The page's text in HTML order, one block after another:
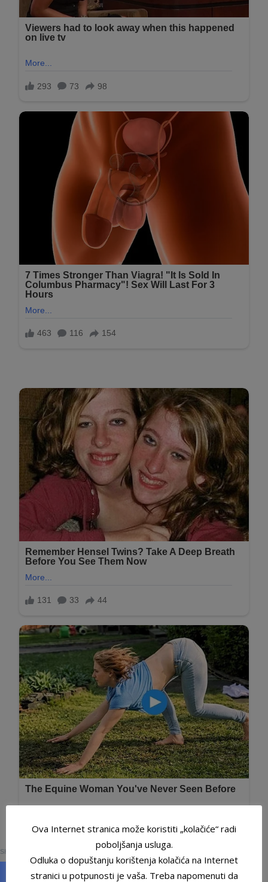
Ova Internet stranica može koristiti „kolačiće“ radi
poboljšanja usluga.
Odluka o dopuštanju korištenja kolačića na Internet
stranici u potpunosti je vaša. Treba napomenuti da
SHARES